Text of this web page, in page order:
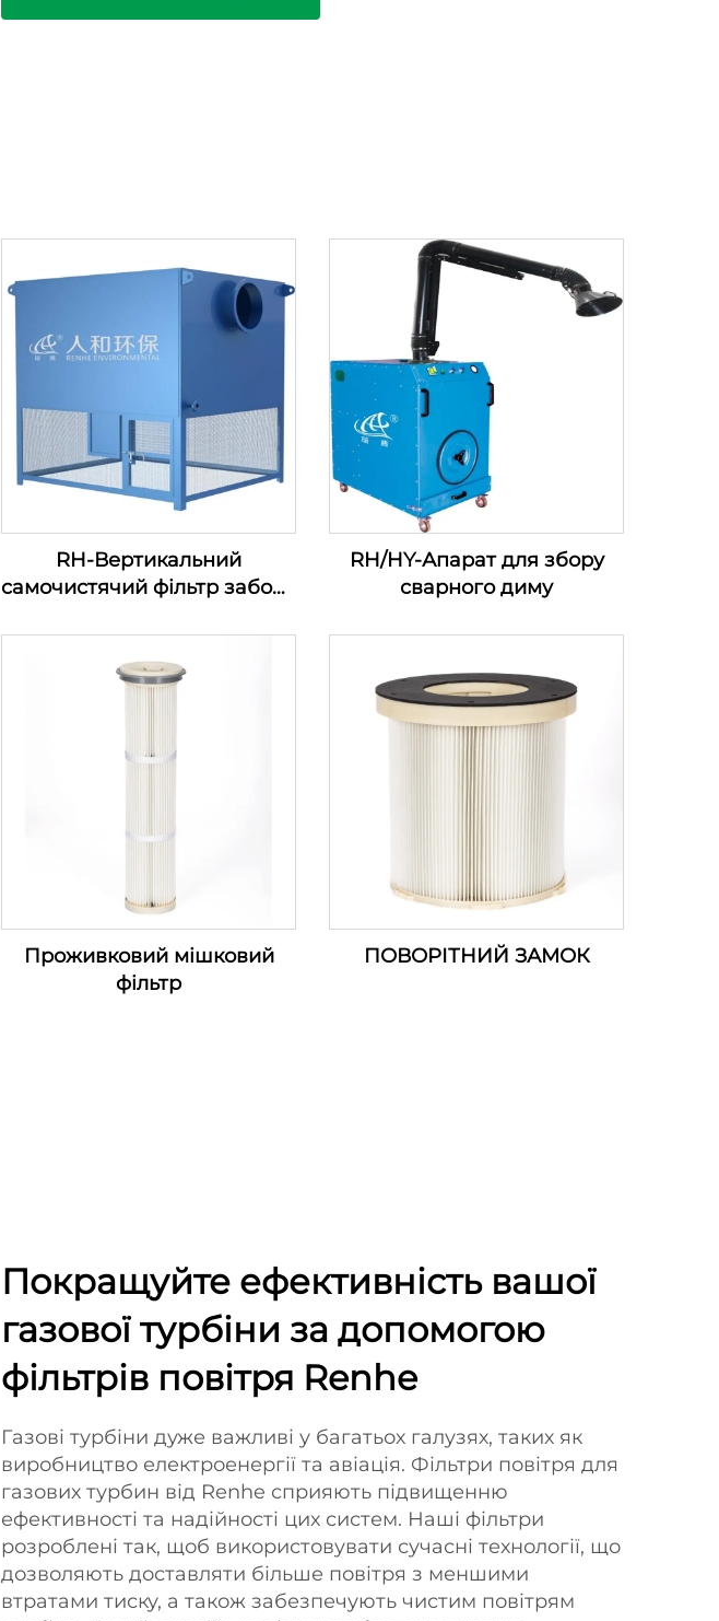
RH-Вертикальний
самочистячий фільтр забору
входу повітряного
компресора (100-1200м3/хв)
RH/HY-Апарат для збору
сварного диму
Проживковий мішковий
фільтр
ПОВОРІТНИЙ ЗАМОК
Покращуйте ефективність вашої
газової турбіни за допомогою
фільтрів повітря Renhe
Газові турбіни дуже важливі у багатьох галузях, таких як
виробництво електроенергії та авіація. Фільтри повітря для
газових турбин від Renhe сприяють підвищенню
ефективності та надійності цих систем. Наші фільтри
розроблені так, щоб використовувати сучасні технології, що
дозволяють доставляти більше повітря з меншими
втратами тиску, а також забезпечують чистим повітрям